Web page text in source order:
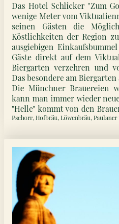
Das Hotel Schlicker "Zum
wenige Meter vom
seinen Gästen die
Köstlichkeiten der Region
ausgiebigen
Gäste direkt auf dem
Biergarten verzehren und
Das besondere am
Die Münchner Brauereien
kann man immer wieder
"Helle" kommt von den
Pschorr, Hofbräu, Löwenbräu,